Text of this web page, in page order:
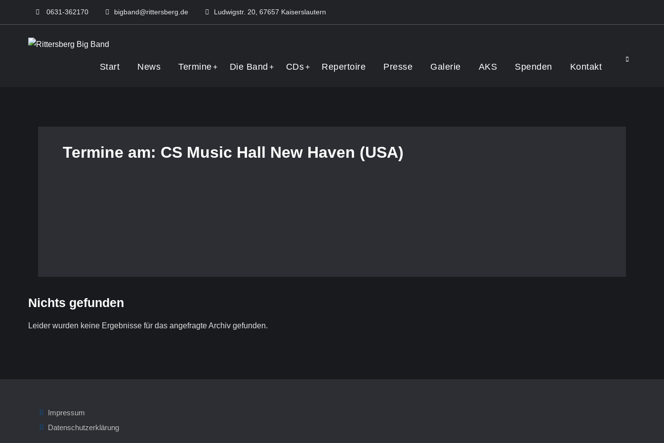
0631-362170 bigband@rittersberg.de Ludwigstr. 20, 67657 Kaiserslautern
Start News Termine Die Band CDs Repertoire Presse Galerie AKS Spenden Kontakt
Search
Termine am: CS Music Hall New Haven (USA)
Nichts gefunden
Leider wurden keine Ergebnisse für das angefragte Archiv gefunden.
Impressum
Datenschutzerklärung